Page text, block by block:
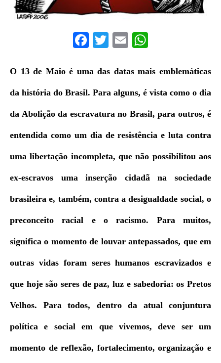
F
c
e
o
o
k
T
it
te
E
ai
l
at
s
p
p
O 13 de Maio é uma das datas mais emblemáticas
da história do Brasil. Para alguns, é vista como o dia
da Abolição da escravatura no Brasil, para outros, é
entendida como um dia de resistência e luta contra
uma libertação incompleta, que não possibilitou aos
ex-escravos uma inserção cidadã na sociedade
brasileira e, também, contra a desigualdade social, o
preconceito racial e o racismo. Para muitos,
significa o momento de louvar antepassados, que em
outras vidas foram seres humanos escravizados e
que hoje são seres de paz, luz e sabedoria: os Pretos
Velhos. Para todos, dentro da atual conjuntura
política e social em que vivemos, deve ser um
momento de reflexão, fortalecimento, organização e